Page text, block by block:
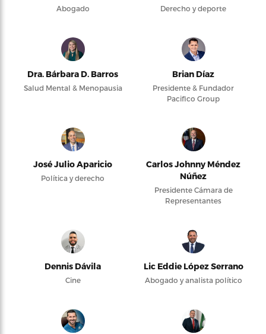
Abogado Derecho y deporte
Dra. Bárbara D. Barros
Salud Mental & Menopausia
Brian Díaz
Presidente & Fundador
Pacifico Group
José Julio Aparicio
Política y derecho
Carlos Johnny Méndez
Núñez
Presidente Cámara de
Representantes
Dennis Dávila
Cine
Lic Eddie López Serrano
Abogado y analista político